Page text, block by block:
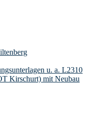
u. a. L2310
Kirschurt) mit Neubau